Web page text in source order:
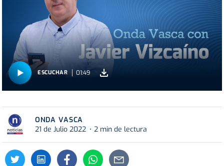
ESCUCHAR 01:49
ONDA VASCA
21 de Julio 2022
2 min de lectura